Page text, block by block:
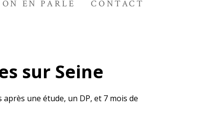
ON EN PARLE CONTACT
sur Seine
une étude, un DP, et 7 mois de